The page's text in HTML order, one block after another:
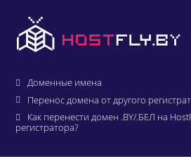
ХОСТИНГ САЙТОВ
WORDPRESS-ХОСТИНГ
Доменные имена
Перенос домена от другого
Как перенести домен .BY/.БЕЛ на
регистратора?